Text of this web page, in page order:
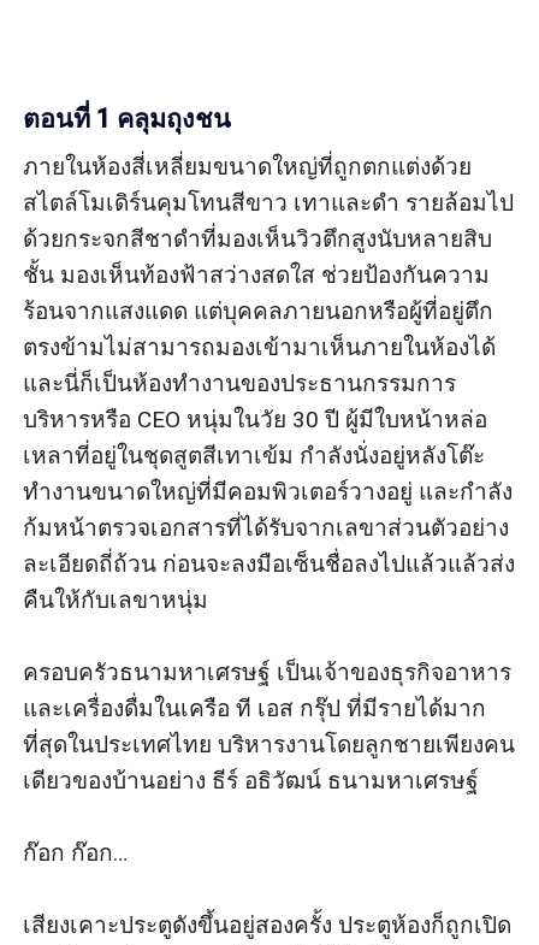
ตอนที่ 1 คลุมถุงชน
ภายในห้องสี่เหลี่ยมขนาดใหญ่ที่ถูกตกแต่งด้วย
สไตล์โมเดิร์นคุมโทนสีขาว เทาและดำ รายล้อมไป
ด้วยกระจกสีชาดำที่มองเห็นวิวตึกสูงนับหลายสิบ
ชั้น มองเห็นท้องฟ้าสว่างสดใส ช่วยป้องกันความ
ร้อนจากแสงแดด แต่บุคคลภายนอกหรือผู้ที่อยู่ตึก
ตรงข้ามไม่สามารถมองเข้ามาเห็นภายในห้องได้
และนี่ก็เป็นห้องทำงานของประธานกรรมการ
บริหารหรือ CEO หนุ่มในวัย 30 ปี ผู้มีใบหน้าหล่อ
เหลาที่อยู่ในชุดสูตสีเทาเข้ม กำลังนั่งอยู่หลังโต๊ะ
ทำงานขนาดใหญ่ที่มีคอมพิวเตอร์วางอยู่ และกำลัง
ก้มหน้าตรวจเอกสารที่ได้รับจากเลขาส่วนตัวอย่าง
ละเอียดถี่ถ้วน ก่อนจะลงมือเซ็นชื่อลงไปแล้วแล้วส่ง
คืนให้กับเลขาหนุ่ม
ครอบครัวธนามหาเศรษฐ์ เป็นเจ้าของธุรกิจอาหาร
และเครื่องดื่มในเครือ ที เอส กรุ๊ป ที่มีรายได้มาก
ที่สุดในประเทศไทย บริหารงานโดยลูกชายเพียงคน
เดียวของบ้านอย่าง ธีร์ อธิวัฒน์ ธนามหาเศรษฐ์
ก๊อก ก๊อก…
เสียงเคาะประตูดังขึ้นอยู่สองครั้ง ประตูห้องก็ถูกเปิด